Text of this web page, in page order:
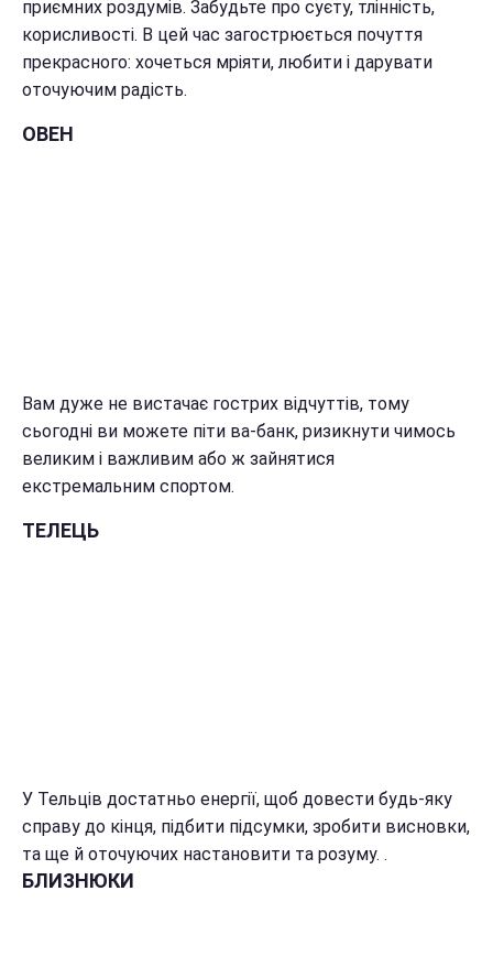
приємних роздумів. Забудьте про суєту, тлінність,
корисливості. В цей час загострюється почуття
прекрасного: хочеться мріяти, любити і дарувати
оточуючим радість.
ОВЕН
Вам дуже не вистачає гострих відчуттів, тому
сьогодні ви можете піти ва-банк, ризикнути чимось
великим і важливим або ж зайнятися
екстремальним спортом.
ТЕЛЕЦЬ
У Тельців достатньо енергії, щоб довести будь-яку
справу до кінця, підбити підсумки, зробити висновки,
та ще й оточуючих настановити та розуму. .
БЛИЗНЮКИ